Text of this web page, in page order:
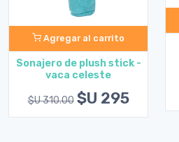
Agregar al carrito
Sonajero de plush stick -
vaca celeste
$U 310.00 $U 295